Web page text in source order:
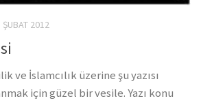
ŞUBAT 2012
ve İslamcılık üzerine şu yazısı
için güzel bir vesile. Yazı konu